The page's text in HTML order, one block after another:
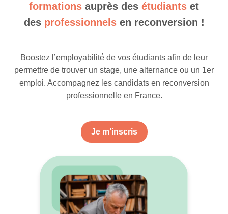
formations auprès des étudiants et
des professionnelsen reconversion !
Boostez l’employabilité de vos étudiants afin de leur
permettre de trouver un stage, une alternance ou un 1er
emploi. Accompagnez les candidats en reconversion
professionnelle en France.
Je m’inscris